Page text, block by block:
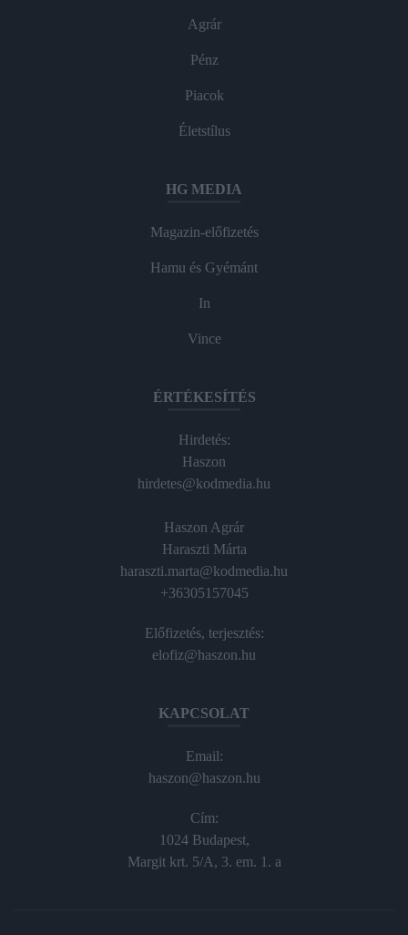
Agrár
Pénz
Piacok
Életstílus
HG MEDIA
Magazin-előfizetés
Hamu és Gyémánt
In
Vince
ÉRTÉKESÍTÉS
Hirdetés:
Haszon
hirdetes@kodmedia.hu
Haszon Agrár
Haraszti Márta
haraszti.marta@kodmedia.hu
+36305157045
Előfizetés, terjesztés:
elofiz@haszon.hu
KAPCSOLAT
Email:
haszon@haszon.hu
Cím:
1024 Budapest,
Margit krt. 5/A, 3. em. 1. a